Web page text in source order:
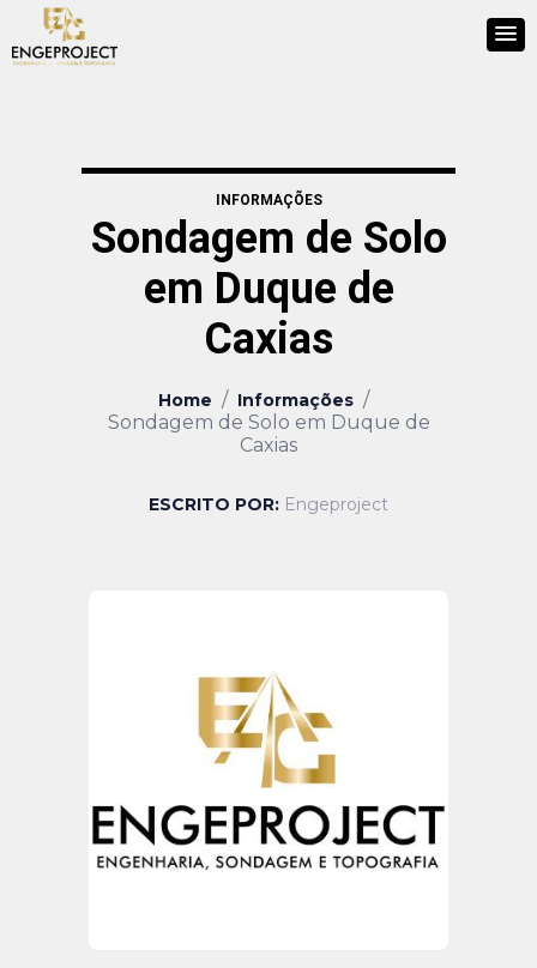
INFORMAÇÕES
Sondagem de Solo
em Duque de
Caxias
Home / Informações /
Sondagem de Solo em Duque de
Caxias
ESCRITO POR: Engeproject